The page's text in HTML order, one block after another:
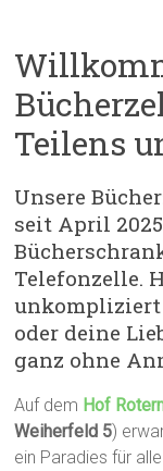
Teilens
Unsere
seit April
Telefonzelle.
unkompliziert
oder deine
ganz ohne
Auf dem Hof
Weiherfeld 5)
ein Paradies für